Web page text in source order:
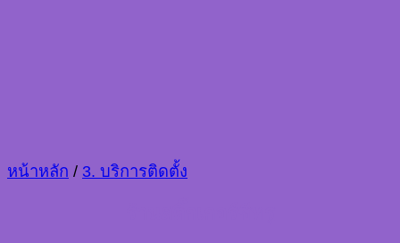
หน้าหลัก / 3. บริการติดตั้ง